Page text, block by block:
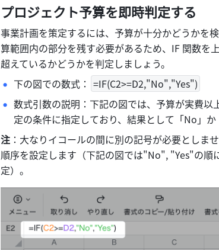
プロジェクト予算を即時判定する
事業計画を策定するには、予算が十分かどうかを
算範囲内の部分を残す必要があるため、IF 関数を
超えているかどうかを判定しましょう。
下の図での数式： =IF(C2>=D2,"No","Yes")
数式引数の説明：下記の図では、予算が実費
定の条件に指定しており、結果として「No」か
注 ：大なりイコールの間に別の記号が必要としま
順序を設定します（下記の図では"No", "Yes"の
定）。